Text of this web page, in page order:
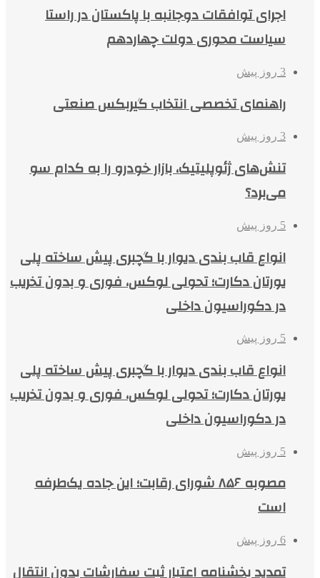
اجرای توافقات دوجانبه با پاکستان در راستا
سیاست محوری دولت چهاردهم
3 روز پیش
راهنمای تخصصی انتخاب گیربکس صنعتی
3 روز پیش
تنش‌های ژئوپلیتیک، بازار خودرو را به کدام سو
می‌برد؟
5 روز پیش
انواع قاب بندی دیوار با گچبری پیش ساخته پلی
یورتان دکارت؛ تحولی لوکس، فوری و بدون تخریب
در دکوراسیون داخلی
5 روز پیش
انواع قاب بندی دیوار با گچبری پیش ساخته پلی
یورتان دکارت؛ تحولی لوکس، فوری و بدون تخریب
در دکوراسیون داخلی
5 روز پیش
مصوبه ۸۵۶ شورای رقابت؛ این جاده یک‌طرفه
است
6 روز پیش
تمدید بخشنامه اعتبار ثبت سفارشات بدون انتقال